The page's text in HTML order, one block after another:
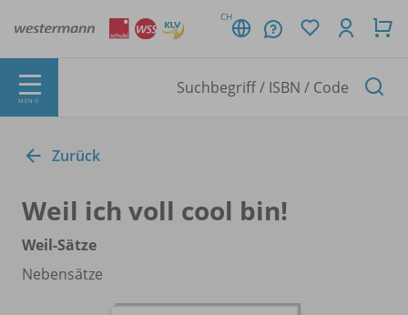
CH
MENÜ
Zurück
Weil ich voll cool bin!
Weil-Sätze
Nebensätze